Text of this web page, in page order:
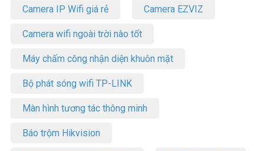
Camera IP Wifi giá rẻ Camera EZVIZ
Camera wifi ngoài trời nào tốt
Máy chấm công nhận diện khuôn mặt
Bộ phát sóng wifi TP-LINK
Màn hình tương tác thông minh
Báo trộm Hikvision